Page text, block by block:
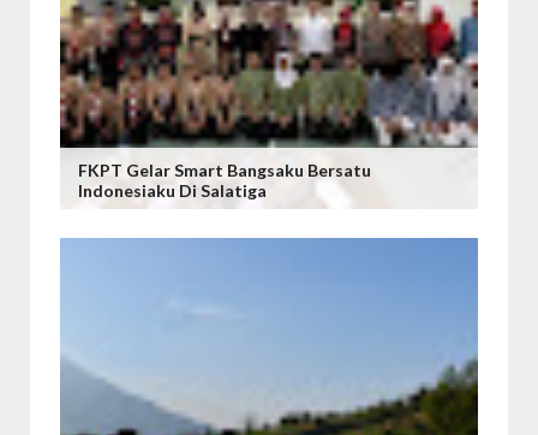
FKPT Gelar Smart Bangsaku Bersatu
Indonesiaku Di Salatiga